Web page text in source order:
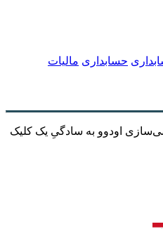
حسابداری مالیات
اودوو به سادگیِ یک کلیک